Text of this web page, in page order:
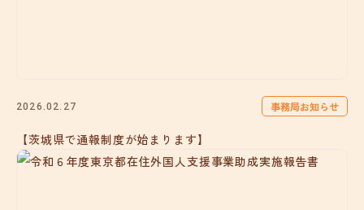
2026.02.27 事務局お知らせ
【茨城県で通報制度が始まります】